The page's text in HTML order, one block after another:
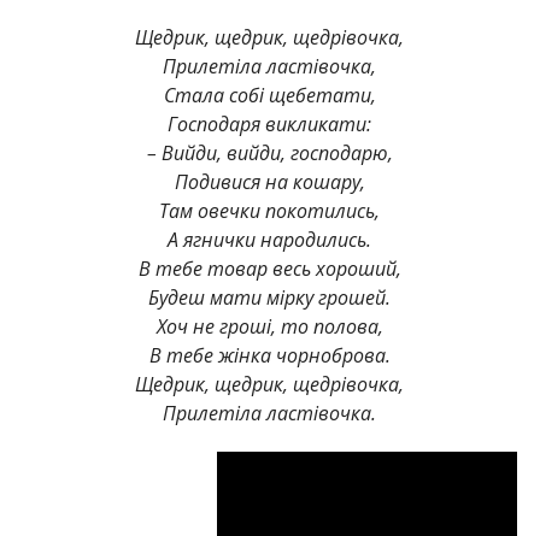
Щедрик, щедрик, щедрівочка,
Прилетіла ластівочка,
Стала собі щебетати,
Господаря викликати:
– Вийди, вийди, господарю,
Подивися на кошару,
Там овечки покотились,
А ягнички народились.
В тебе товар весь хороший,
Будеш мати мірку грошей.
Хоч не гроші, то полова,
В тебе жінка чорноброва.
Щедрик, щедрик, щедрівочка,
Прилетіла ластівочка.